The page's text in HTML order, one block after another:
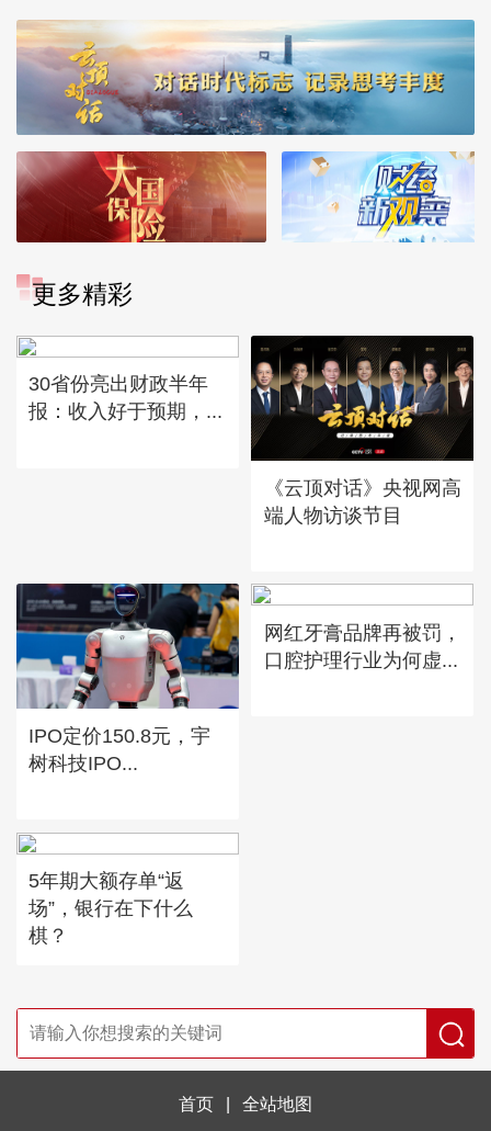
业化质效
更多精彩
30省份亮出财政半年
报：收入好于预期，...
《云顶对话》央视网高
端人物访谈节目
IPO定价150.8元，宇
树科技IPO...
网红牙膏品牌再被罚，
口腔护理行业为何虚...
5年期大额存单“返
场”，银行在下什么
棋？
首页 全站地图